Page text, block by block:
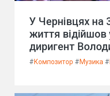
У Чернівцях на
життя відійшов
диригент
#Композитор #Музика #